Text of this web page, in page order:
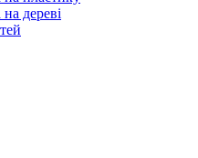
дереві